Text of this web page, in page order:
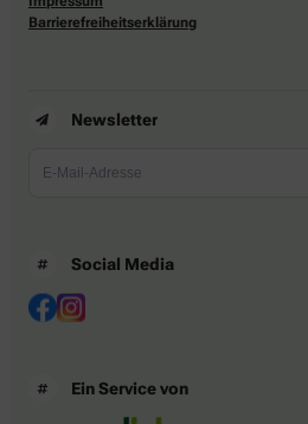
Barrierefreiheitserklärung
Newsletter
Social Media
Ein Service von